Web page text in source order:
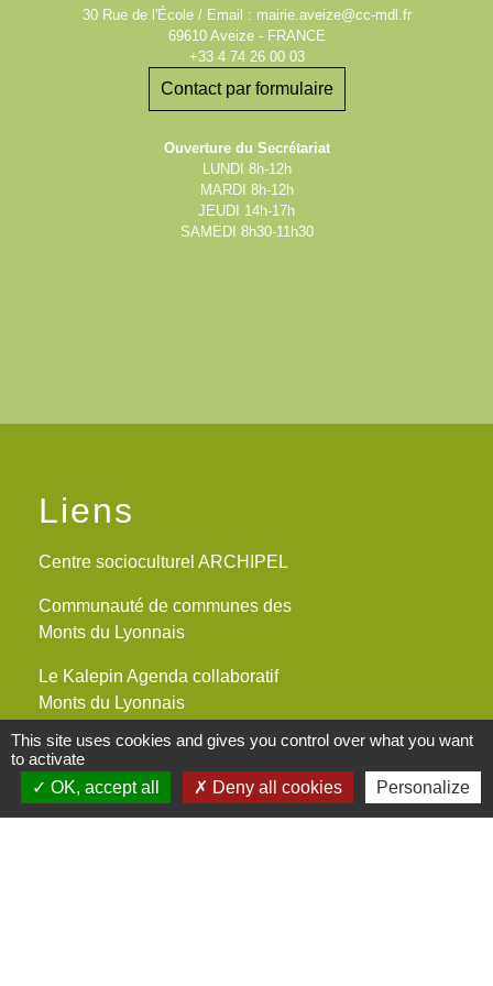
30 Rue de l'École / Email : mairie.aveize@cc-mdl.fr
69610 Aveize - FRANCE
+33 4 74 26 00 03
Contact par formulaire
Ouverture du Secrétariat
LUNDI 8h-12h
MARDI 8h-12h
JEUDI 14h-17h
SAMEDI 8h30-11h30
Liens
Centre socioculturel ARCHIPEL
Communauté de communes des
Monts du Lyonnais
Le Kalepin Agenda collaboratif
Monts du Lyonnais
Maison du Rhône St Symphorien-
sur-Coise
Maisons France Services
This site uses cookies and gives you control over what you want
to activate
OK, accept all
Deny all cookies Personalize